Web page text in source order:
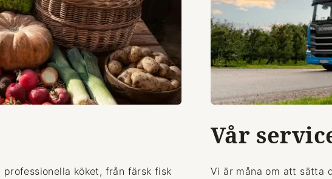
köket, från färsk fisk
Vår
Vi är måna om att sätta